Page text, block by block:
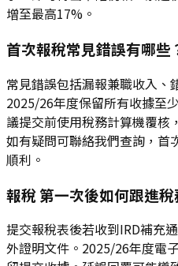
增至最高17%。
首次報稅常見錯誤有哪些
常見錯誤包括漏報兼職收入、
2025/26年度保留所有收據至
議提交前使用稅務計算機覆核
如有疑問可聯絡我們查詢，首
順利。
報稅 第一次後如何跟進稅
提交報稅表後若收到IRD補充
外證明文件。2025/26年度電